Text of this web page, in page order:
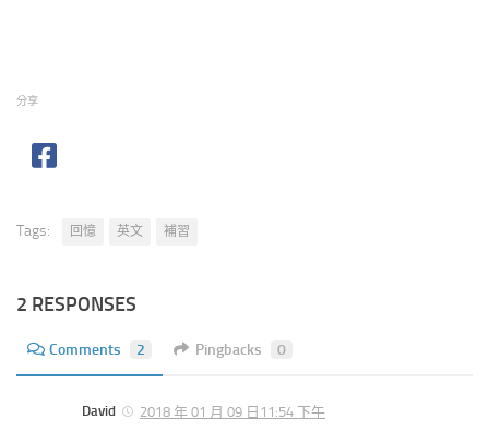
分享
Tags: 回憶 英文 補習
2 RESPONSES
Comments 2 Pingbacks 0
David
2018 年 01 月 09 日11:54 下午